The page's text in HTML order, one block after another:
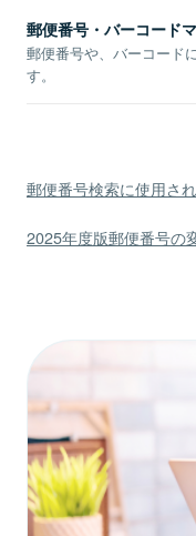
郵便番号・バーコード
郵便番号や、バーコード
す。
郵便番号検索に使用さ
2025年度版郵便番号の